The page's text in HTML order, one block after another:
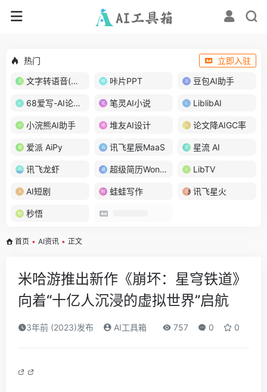
热门
立即入驻
文字转语音(琅琅配音)
咔片PPT 豆包AI助手
68爱写-AI论文写作 笔灵AI小说 LiblibAI
小浣熊AI助手 堆友AI设计 论文降AIGC率
爱派 AiPy 讯飞星辰MaaS 星流 AI
讯飞龙虾 超级简历WonderCV LibTV
AI短剧 蛙蛙写作 讯飞星火
秒悟
首页 • AI资讯 • 正文
米哈游推出新作《崩坏：星穹铁道》
向着“十亿人沉浸的虚拟世界”启航
3年前 (2023)发布 AI工具箱 757 0 0